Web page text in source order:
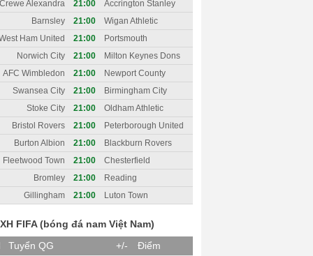
Crewe Alexandra
21:00
Accrington Stanley
Barnsley
21:00
Wigan Athletic
Ham United
21:00
Portsmouth
Norwich City
21:00
Milton Keynes Dons
AFC Wimbledon
21:00
Newport County
Swansea City
21:00
Birmingham City
Stoke City
21:00
Oldham Athletic
Bristol Rovers
21:00
Peterborough United
Burton Albion
21:00
Blackburn Rovers
Fleetwood Town
21:00
Chesterfield
Bromley
21:00
Reading
Gillingham
21:00 Luton Town
FIFA (bóng đá nam Việt Nam)
Tuyển QG +/- Điểm